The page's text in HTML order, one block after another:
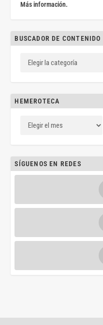
Más información.
BUSCADOR DE CONTENIDO
HEMEROTECA
SÍGUENOS EN REDES